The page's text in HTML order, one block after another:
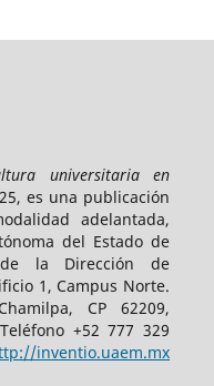
universitaria en
es una publicación
adelantada,
del Estado de
la Dirección de
1, Campus Norte.
CP 62209,
+52 777 329
inventio.uaem.mx